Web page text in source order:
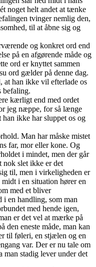
noget helt andet at tænke
tvinger nemlig den,
til at åbne sig og
og konkret ord end
på en afgørende måde og
ord er knyttet sammen
ord gælder på denne dag.
at han ikke vil efterlade os
befaling.
kærligt end med ordet
jeg næppe, for så længe
han ikke har sluppet os og
Man har måske mistet
far, mor eller kone. Og
i mindet, men der går
nok slet ikke er det
til, men i virkeligheden er
i en situation hører en
med et bliver
en handling, som man
med hende igen,
er det vel at mærke på
den eneste måde, man kan
til føleri, en stjælen og en
var. Der er nu tale om
man stadig lever under det